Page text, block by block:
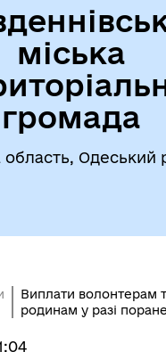
міська
громада
область, Одеський
Виплати волонтерам
родинам у разі